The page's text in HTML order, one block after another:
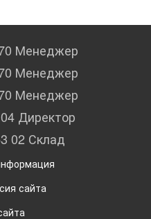
Менеджер
Менеджер
Менеджер
Директор
02 Склад
сайта